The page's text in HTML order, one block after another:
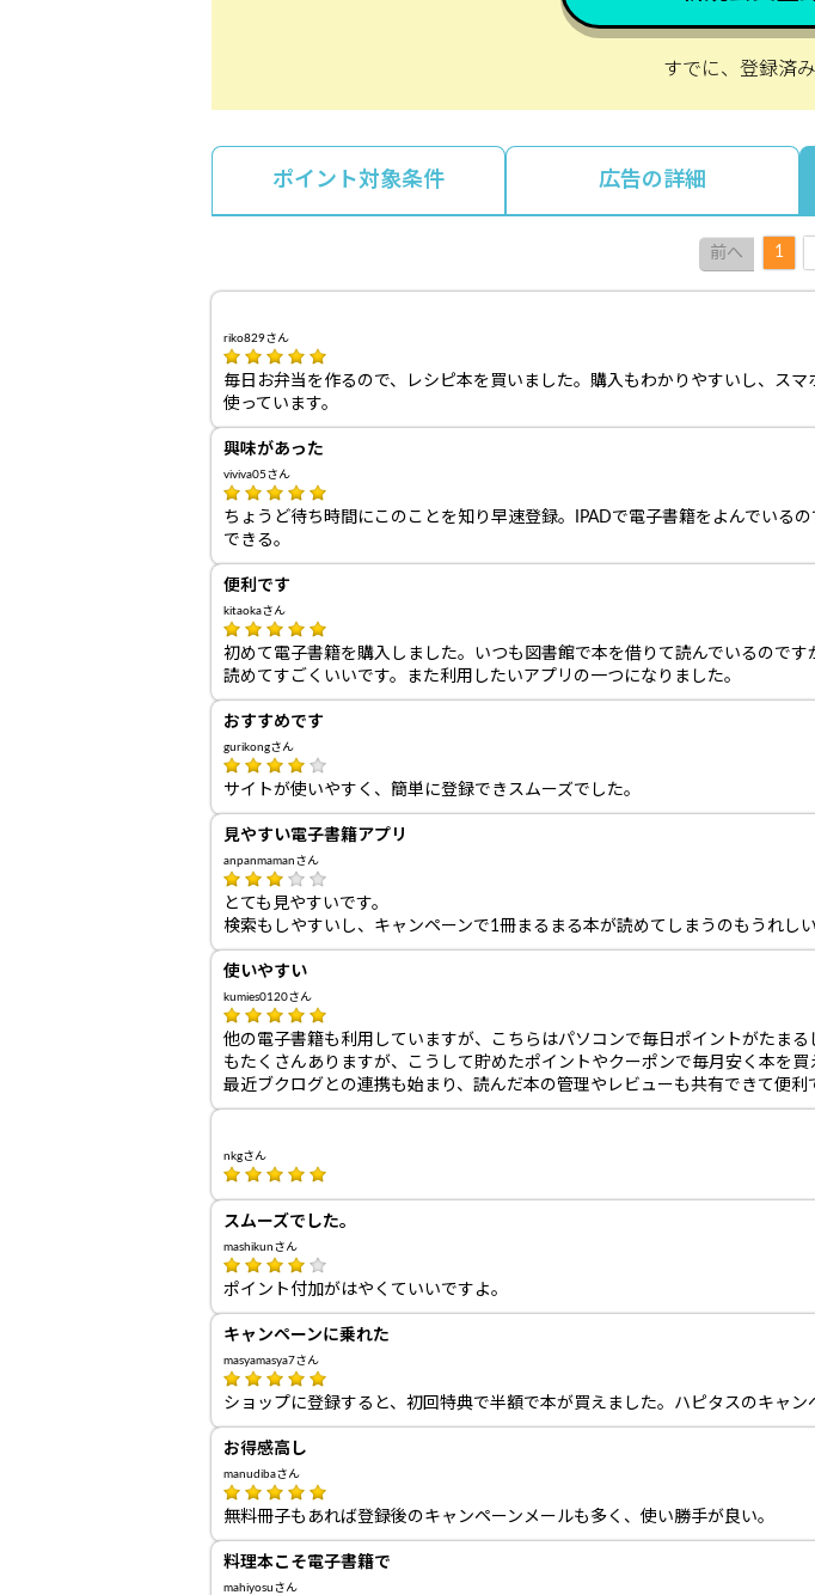
すでに、登録済
ポイント対象条件 広告の詳細
前へ 1
riko829さん
毎日お弁当を作るので、レシピ本を買いました。購入もわかりやすいし、ス
使っています。
興味があった
viviva05さん
ちょうど待ち時間にこのことを知り早速登録。IPADで電子書籍をよんでいる
できる。
便利です
kitaokaさん
初めて電子書籍を購入しました。いつも図書館で本を借りて読んでいるので
読めてすごくいいです。また利用したいアプリの一つになりました。
おすすめです
gurikongさん
サイトが使いやすく、簡単に登録できスムーズでした。
見やすい電子書籍アプリ
anpanmamanさん
とても見やすいです。
検索もしやすいし、キャンペーンで1冊まるまる本が読めてしまうのもうれしい
使いやすい
kumies0120さん
他の電子書籍も利用していますが、こちらはパソコンで毎日ポイントがたま
もたくさんありますが、こうして貯めたポイントやクーポンで毎月安く本を買
最近ブクログとの連携も始まり、読んだ本の管理やレビューも共有できて便利
nkgさん
スムーズでした。
mashikunさん
ポイント付加がはやくていいですよ。
キャンペーンに乗れた
masyamasya7さん
ショップに登録すると、初回特典で半額で本が買えました。ハピタスのキャン
お得感高し
manudibaさん
無料冊子もあれば登録後のキャンペーンメールも多く、使い勝手が良い。
料理本こそ電子書籍で
mahiyosuさん